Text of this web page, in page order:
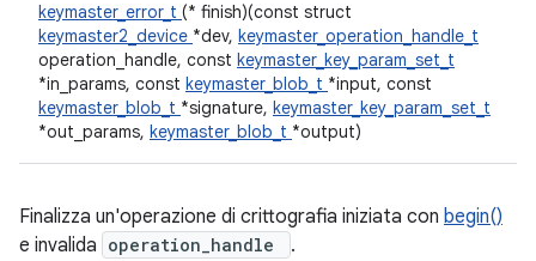
keymaster_error_t (* finish)(const struct
keymaster2_device *dev, keymaster_operation_handle_t
operation_handle, const keymaster_key_param_set_t
*in_params, const keymaster_blob_t *input, const
keymaster_blob_t *signature, keymaster_key_param_set_t
*out_params, keymaster_blob_t *output)
Finalizza un'operazione di crittografia iniziata con begin()
e invalida operation_handle
.